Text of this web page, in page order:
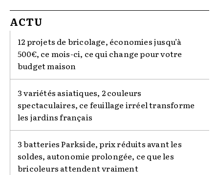
ACTU
12 projets de bricolage, économies jusqu’à
500€, ce mois-ci, ce qui change pour votre
budget maison
3 variétés asiatiques, 2 couleurs
spectaculaires, ce feuillage irréel transforme
les jardins français
3 batteries Parkside, prix réduits avant les
soldes, autonomie prolongée, ce que les
bricoleurs attendent vraiment